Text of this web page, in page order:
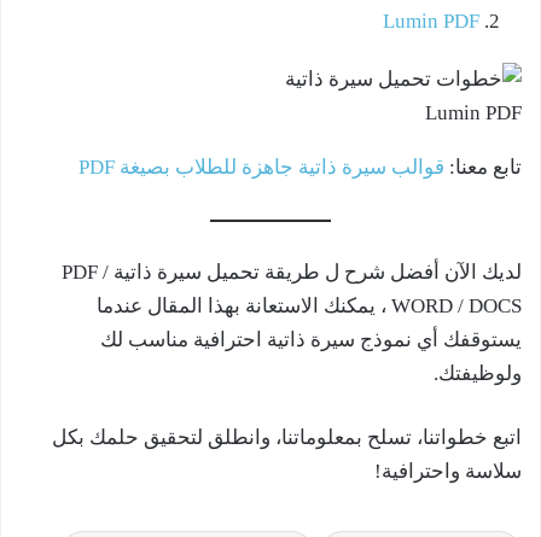
Lumin PDF
Lumin PDF
تابع معنا: قوالب سيرة ذاتية جاهزة للطلاب بصيغة PDF
لديك الآن أفضل شرح ل طريقة تحميل سيرة ذاتية PDF /
WORD / DOCS ، يمكنك الاستعانة بهذا المقال عندما
يستوقفك أي نموذج سيرة ذاتية احترافية مناسب لك
ولوظيفتك.
اتبع خطواتنا، تسلح بمعلوماتنا، وانطلق لتحقيق حلمك بكل
سلاسة واحترافية!